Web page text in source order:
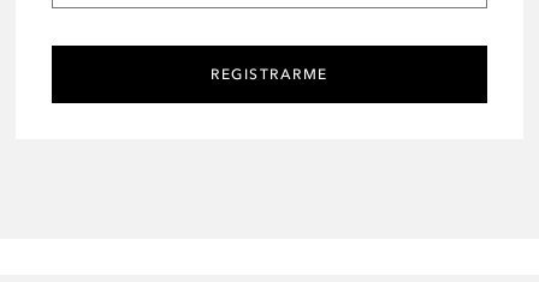
REGISTRARME